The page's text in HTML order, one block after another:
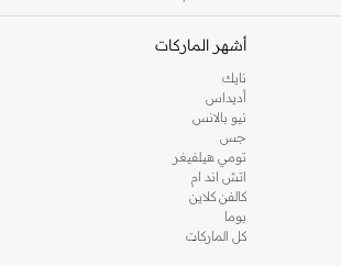
أشهر الماركات
نايك
أديداس
نيو بالانس
جس
تومي هيلفيغر
اتش اند ام
كالفن كلاين
بوما
كل الماركات